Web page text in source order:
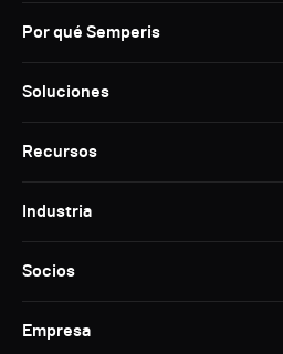
Por qué Semperis
Soluciones
Recursos
Industria
Socios
Empresa